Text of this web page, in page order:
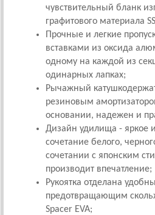
чувствительный бланк
графитового материала
Прочные и легкие
вставками из оксида
одному на каждой из
одинарных лапках;
Рычажный
резиновым
основании, надежен и
Дизайн удилища - яркое
сочетание белого,
сочетании с японским
производит впечатление;
Рукоятка отделана
предотвращающим
Spacer EVA;